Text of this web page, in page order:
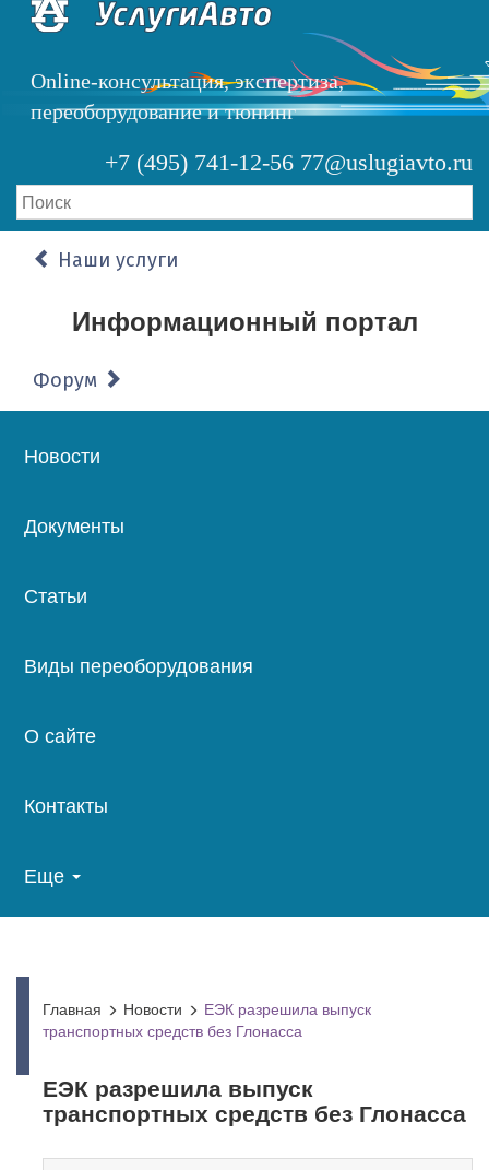
Перейти
содержанию
Online-консультация, экспертиза,
переоборудование и тюнинг
+7 (495) 741-12-56 77@uslugiavto.ru
Наши услуги
Информационный портал
Форум
Основная
Новости
Документы
Статьи
Виды переоборудования
О сайте
Контакты
Еще
Главная Новости
ЕЭК разрешила выпуск
транспортных средств без Глонасса
ЕЭК разрешила выпуск
транспортных средств без Глонасса